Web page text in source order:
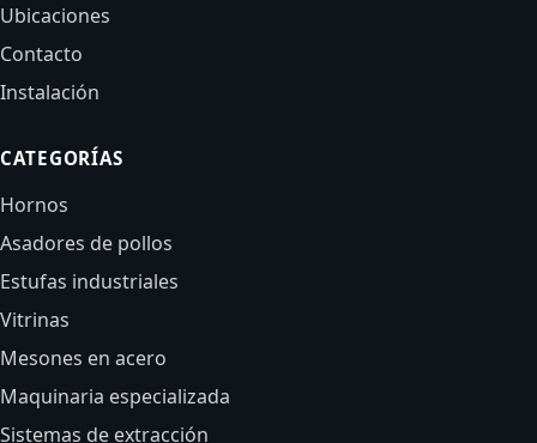
Ubicaciones
Contacto
Instalación
CATEGORÍAS
Hornos
Asadores de pollos
Estufas industriales
Vitrinas
Mesones en acero
Maquinaria especializada
Sistemas de extracción